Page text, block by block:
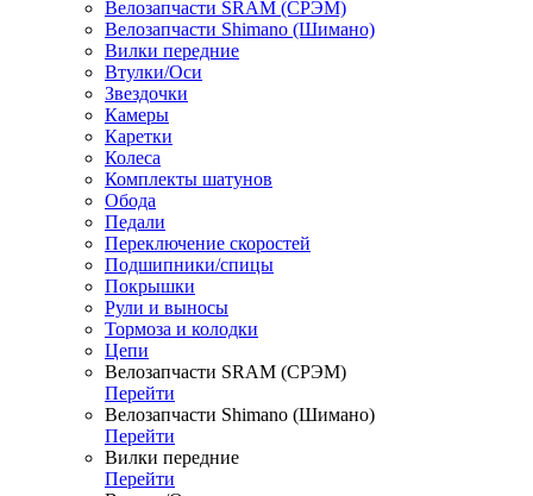
Велозапчасти SRAM (СРЭМ)
Велозапчасти Shimano (Шимано)
Вилки передние
Втулки/Оси
Звездочки
Камеры
Каретки
Колеса
Комплекты шатунов
Обода
Педали
Переключение скоростей
Подшипники/спицы
Покрышки
Рули и выносы
Тормоза и колодки
Цепи
Велозапчасти SRAM (СРЭМ)
Перейти
Велозапчасти Shimano (Шимано)
Перейти
Вилки передние
Перейти